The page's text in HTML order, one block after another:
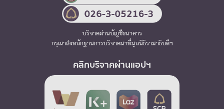
บริจาคผ่านบัญชีธนาคาร
กรุณาส่งหลักฐานการบริจาคมาที่มูลนิธิรามาธิบดีฯ
คลิกบริจาคผ่านแอปฯ